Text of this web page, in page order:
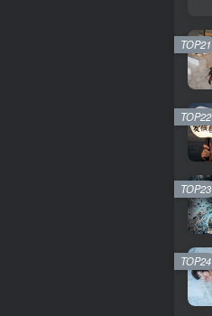
TOP21
TOP22
TOP23
TOP24